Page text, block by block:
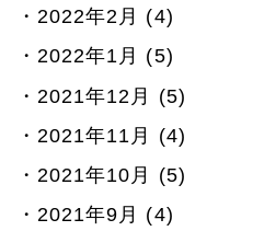
2022年2月 (4)
2022年1月 (5)
2021年12月 (5)
2021年11月 (4)
2021年10月 (5)
2021年9月 (4)